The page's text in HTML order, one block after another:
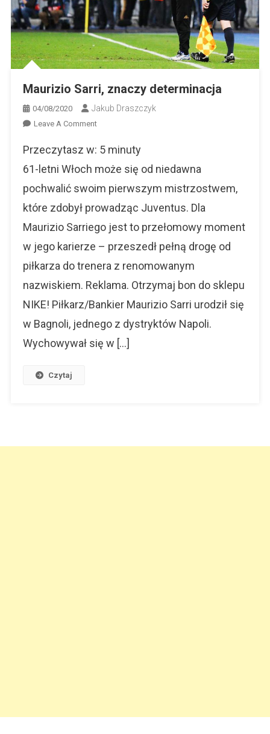
Maurizio Sarri, znaczy determinacja
04/08/2020 Jakub Draszczyk
Leave A CommentOn
Sarri,
Znaczy
Przeczytasz w: 5 minuty
61-letni Włoch może się od niedawna
pochwalić swoim pierwszym mistrzostwem,
które zdobył prowadząc Juventus. Dla
Maurizio Sarriego jest to przełomowy moment
w jego karierze – przeszedł pełną drogę od
piłkarza do trenera z renomowanym
nazwiskiem. Reklama. Otrzymaj bon do sklepu
NIKE! Piłkarz/Bankier Maurizio Sarri urodził się
w Bagnoli, jednego z dystryktów Napoli.
Wychowywał się w […]
Czytaj